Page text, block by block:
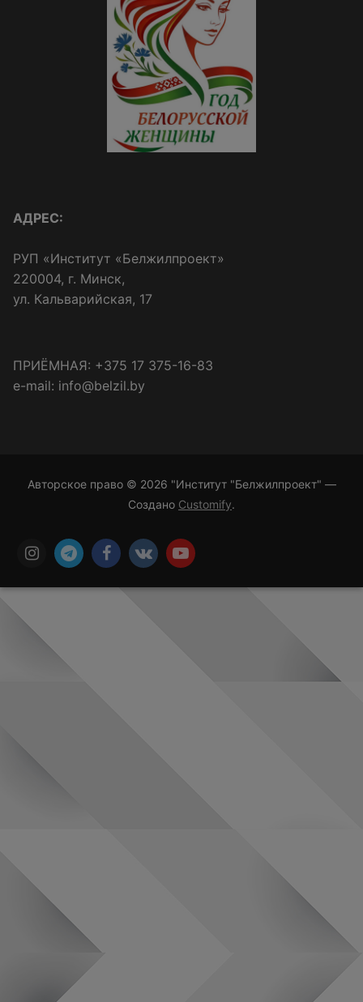
АДРЕС:
РУП «Институт «Белжилпроект»
220004, г. Минск,
ул. Кальварийская, 17
ПРИЁМНАЯ: +375 17 375-16-83
e-mail: info@belzil.by
Авторское право © 2026 "Институт "Белжилпроект" —
Создано Customify.